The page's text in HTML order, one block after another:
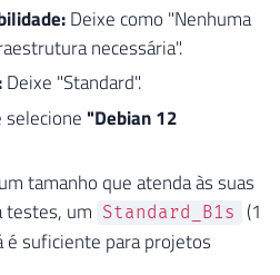
Deixe como "Nenhuma
necessária".
Deixe "Standard".
selecione "Debian 12
tamanho que atenda às suas
testes, um Standard_B1s
(1
é suficiente para projetos